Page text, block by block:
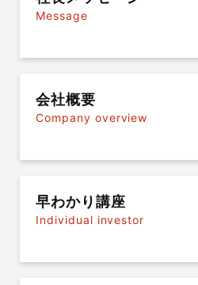
Message
会社概要
Company overview
早わかり講座
Individual investor